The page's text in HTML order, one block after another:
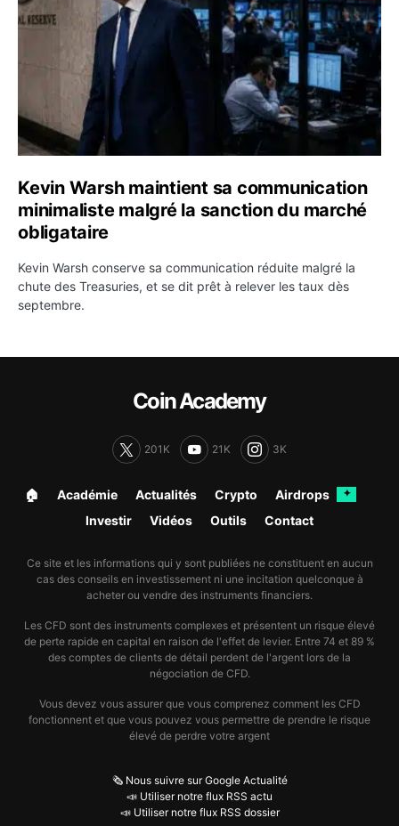
Kevin Warsh maintient sa communication
minimaliste malgré la sanction du marché
obligataire
Kevin Warsh conserve sa communication réduite malgré la
chute des Treasuries, et se dit prêt à relever les taux dès
septembre.
Coin Academy
201K 21K 3K
🏠︎ Académie Actualités Crypto Airdrops ✦
Investir Vidéos Outils Contact
Ce site et les informations qui y sont publiées ne constituent en aucun
cas des conseils en investissement ni une incitation quelconque à
acheter ou vendre des instruments financiers.
Les CFD sont des instruments complexes et présentent un risque élevé
de perte rapide en capital en raison de l'effet de levier. Entre 74 et 89 %
des comptes de clients de détail perdent de l'argent lors de la
négociation de CFD.
Vous devez vous assurer que vous comprenez comment les CFD
fonctionnent et que vous pouvez vous permettre de prendre le risque
élevé de perdre votre argent
🗞️ Nous suivre sur Google Actualité
📣 Utiliser notre flux RSS actu
📣 Utiliser notre flux RSS dossier